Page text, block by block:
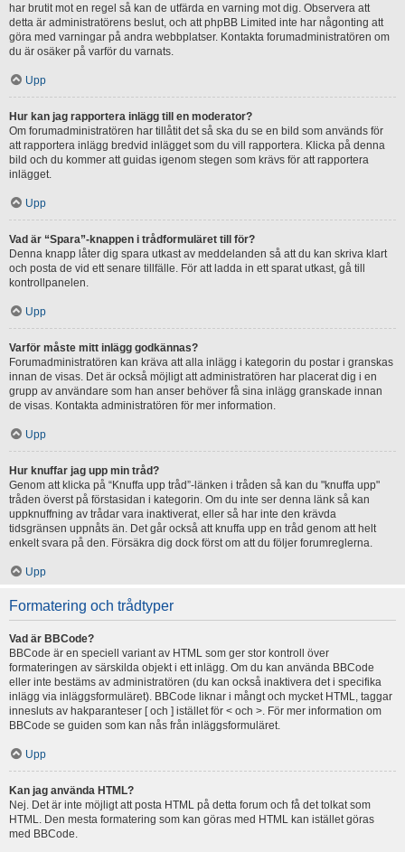
har brutit mot en regel så kan de utfärda en varning mot dig. Observera att
detta är administratörens beslut, och att phpBB Limited inte har någonting att
göra med varningar på andra webbplatser. Kontakta forumadministratören om
du är osäker på varför du varnats.
Upp
Hur kan jag rapportera inlägg till en moderator?
Om forumadministratören har tillåtit det så ska du se en bild som används för
att rapportera inlägg bredvid inlägget som du vill rapportera. Klicka på denna
bild och du kommer att guidas igenom stegen som krävs för att rapportera
inlägget.
Upp
Vad är “Spara”-knappen i trådformuläret till för?
Denna knapp låter dig spara utkast av meddelanden så att du kan skriva klart
och posta de vid ett senare tillfälle. För att ladda in ett sparat utkast, gå till
kontrollpanelen.
Upp
Varför måste mitt inlägg godkännas?
Forumadministratören kan kräva att alla inlägg i kategorin du postar i granskas
innan de visas. Det är också möjligt att administratören har placerat dig i en
grupp av användare som han anser behöver få sina inlägg granskade innan
de visas. Kontakta administratören för mer information.
Upp
Hur knuffar jag upp min tråd?
Genom att klicka på “Knuffa upp tråd”-länken i tråden så kan du "knuffa upp"
tråden överst på förstasidan i kategorin. Om du inte ser denna länk så kan
uppknuffning av trådar vara inaktiverat, eller så har inte den krävda
tidsgränsen uppnåts än. Det går också att knuffa upp en tråd genom att helt
enkelt svara på den. Försäkra dig dock först om att du följer forumreglerna.
Upp
Formatering och trådtyper
Vad är BBCode?
BBCode är en speciell variant av HTML som ger stor kontroll över
formateringen av särskilda objekt i ett inlägg. Om du kan använda BBCode
eller inte bestäms av administratören (du kan också inaktivera det i specifika
inlägg via inläggsformuläret). BBCode liknar i mångt och mycket HTML, taggar
innesluts av hakparanteser [ och ] istället för < och >. För mer information om
BBCode se guiden som kan nås från inläggsformuläret.
Upp
Kan jag använda HTML?
Nej. Det är inte möjligt att posta HTML på detta forum och få det tolkat som
HTML. Den mesta formatering som kan göras med HTML kan istället göras
med BBCode.